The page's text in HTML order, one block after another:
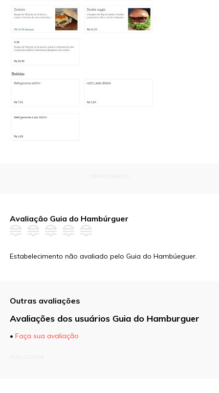
Avaliação Guia do Hambúrguer
Estabelecimento não avaliado pelo Guia do Hambúeguer.
Outras avaliações
Avaliações dos usuários Guia do Hamburguer
• Faça sua avaliação